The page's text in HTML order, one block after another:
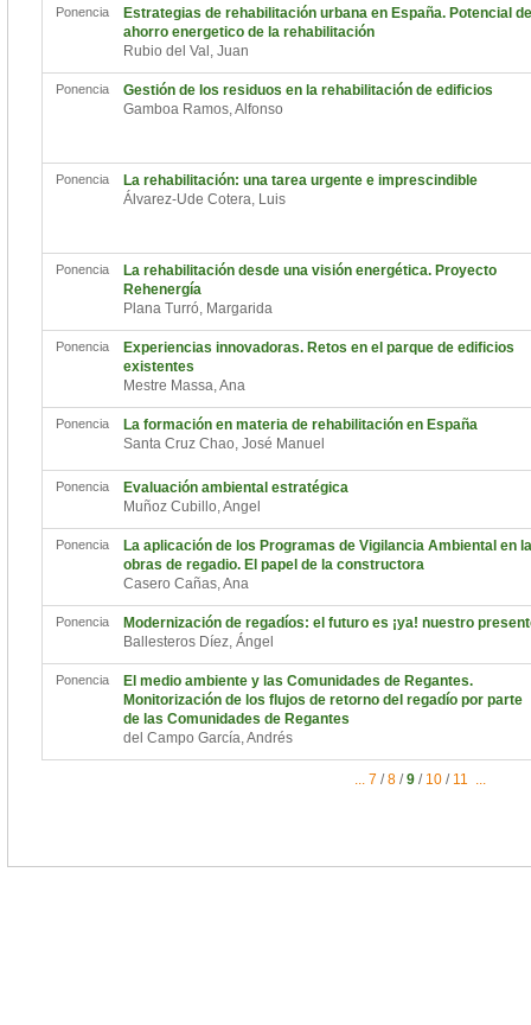
Ponencia
Estrategias de rehabilitación urbana en España. Potencial de
ahorro energetico de la rehabilitación
Rubio del Val, Juan
Ponencia
Gestión de los residuos en la rehabilitación de edificios
Gamboa Ramos, Alfonso
Ponencia
La rehabilitación: una tarea urgente e imprescindible
Álvarez-Ude Cotera, Luis
Ponencia
La rehabilitación desde una visión energética. Proyecto
Rehenergía
Plana Turró, Margarida
Ponencia
Experiencias innovadoras. Retos en el parque de edificios
existentes
Mestre Massa, Ana
Ponencia
La formación en materia de rehabilitación en España
Santa Cruz Chao, José Manuel
Ponencia
Evaluación ambiental estratégica
Muñoz Cubillo, Angel
Ponencia
La aplicación de los Programas de Vigilancia Ambiental en
obras de regadio. El papel de la constructora
Casero Cañas, Ana
Ponencia
Modernización de regadíos: el futuro es ¡ya! nuestro
Ballesteros Díez, Ángel
Ponencia
El medio ambiente y las Comunidades de Regantes.
Monitorización de los flujos de retorno del regadío por parte
de las Comunidades de Regantes
del Campo García, Andrés
... 7 / 8 /9 / 10 / 11 ...